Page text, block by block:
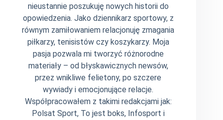
nieustannie poszukuję nowych historii do
opowiedzenia. Jako dziennikarz sportowy, z
równym zamiłowaniem relacjonuję zmagania
piłkarzy, tenisistów czy koszykarzy. Moja
pasja pozwala mi tworzyć różnorodne
materiały – od błyskawicznych newsów,
przez wnikliwe felietony, po szczere
wywiady i emocjonujące relacje.
Współpracowałem z takimi redakcjami jak:
Polsat Sport, To jest boks, Infosport i